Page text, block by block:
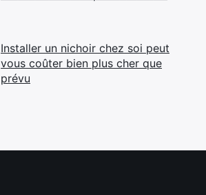
Installer un nichoir chez soi peut
vous coûter bien plus cher que
prévu